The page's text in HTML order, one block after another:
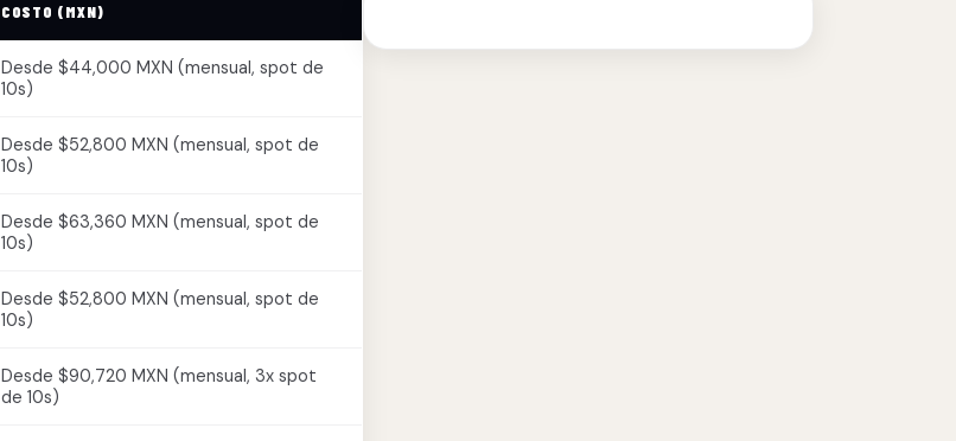
COSTO (MXN)
Desde $44,000 MXN (mensual, spot de
10s)
Desde $52,800 MXN (mensual, spot de
10s)
Desde $63,360 MXN (mensual, spot de
10s)
Desde $52,800 MXN (mensual, spot de
10s)
Desde $90,720 MXN (mensual, 3x spot
de 10s)